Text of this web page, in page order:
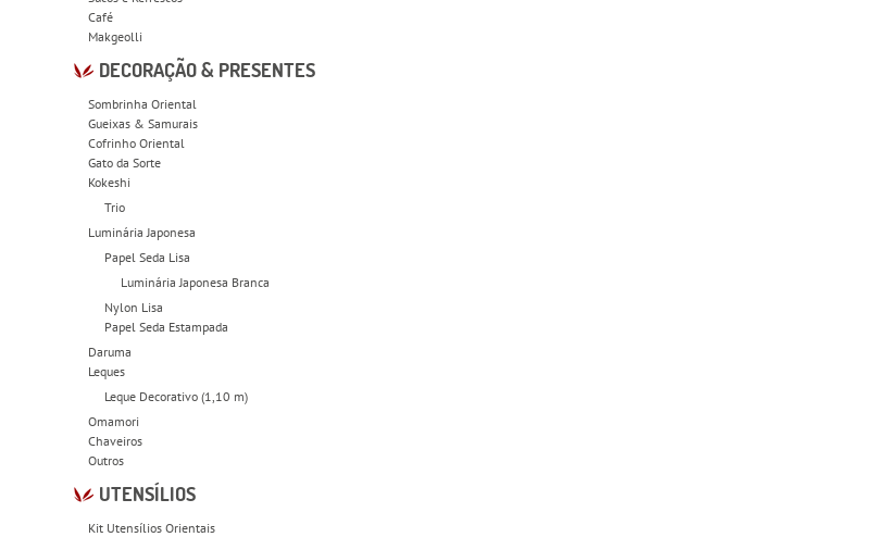
Café
Makgeolli
DECORAÇÃO & PRESENTES
Sombrinha Oriental
Gueixas & Samurais
Cofrinho Oriental
Gato da Sorte
Kokeshi
Trio
Luminária Japonesa
Papel Seda Lisa
Luminária Japonesa Branca
Nylon Lisa
Papel Seda Estampada
Daruma
Leques
Leque Decorativo (1,10 m)
Omamori
Chaveiros
Outros
UTENSÍLIOS
Kit Utensílios Orientais